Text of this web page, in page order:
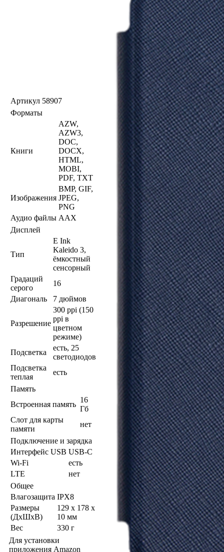
Артикул 58907
Форматы
Книги
AZW,
AZW3,
DOC,
DOCX,
HTML,
MOBI,
PDF, TXT
Изображения
BMP, GIF,
JPEG,
PNG
Аудио файлы AAX
Дисплей
Тип
E Ink
Kaleido 3,
ёмкостный
сенсорный
Градаций
серого
16
Диагональ
7 дюймов
Разрешение
300 ppi (150
ppi в
цветном
режиме)
Подсветка
есть, 25
светодиодов
Подсветка
теплая
есть
Память
Встроенная память
16
Гб
Слот для карты
памяти
нет
Подключение и зарядка
Интерфейс USB USB-C
Wi-Fi
есть
LTE
нет
Общее
Влагозащита IPX8
Размеры
(ДхШхВ)
129 x 178 x
10 мм
Вес
330 г
Для установки
приложения Amazon